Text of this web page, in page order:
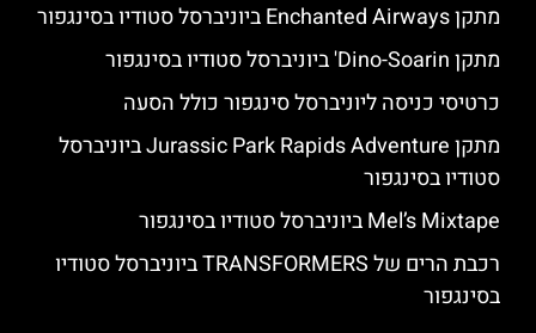
מתקן Enchanted Airways ביוניברסל סטודיו בסינגפור
מתקן Dino-Soarin' ביוניברסל סטודיו בסינגפור
כרטיסי כניסה ליוניברסל סינגפור כולל הסעה
מתקן Jurassic Park Rapids Adventure ביוניברסל
סטודיו בסינגפור
Mel’s Mixtape ביוניברסל סטודיו בסינגפור
רכבת הרים של TRANSFORMERS ביוניברסל סטודיו
בסינגפור